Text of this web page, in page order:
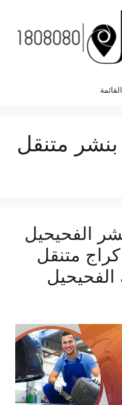
القائمة
متنقل
الفحيحيل
99007355 كراج متنقل